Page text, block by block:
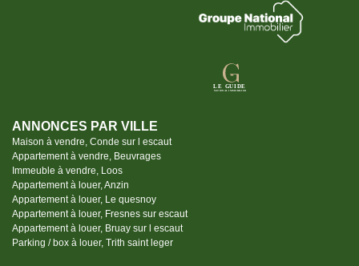
ANNONCES PAR VILLE
Maison à vendre, Conde sur l escaut
Appartement à vendre, Beuvrages
Immeuble à vendre, Loos
Appartement à louer, Anzin
Appartement à louer, Le quesnoy
Appartement à louer, Fresnes sur escaut
Appartement à louer, Bruay sur l escaut
Parking / box à louer, Trith saint leger